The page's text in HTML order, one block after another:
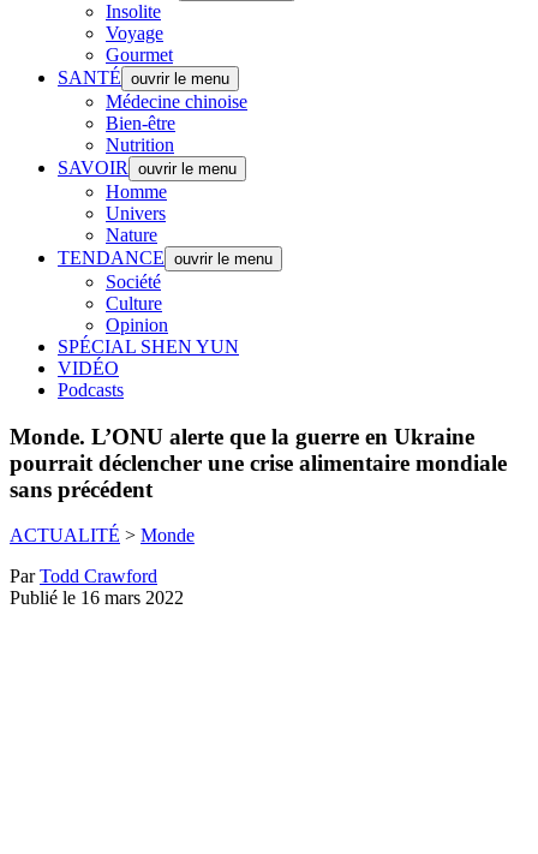
Insolite
Voyage
Gourmet
SANTÉ ouvrir le menu
Médecine chinoise
Bien-être
Nutrition
SAVOIR
ouvrir le menu
Homme
Univers
Nature
TENDANCE ouvrir le menu
Société
Culture
Opinion
SPÉCIAL SHEN YUN
VIDÉO
Podcasts
Monde. L’ONU alerte que la guerre en Ukraine
pourrait déclencher une crise alimentaire mondiale
sans précédent
ACTUALITÉ > Monde
ParTodd Crawford
Publié le 16 mars 2022